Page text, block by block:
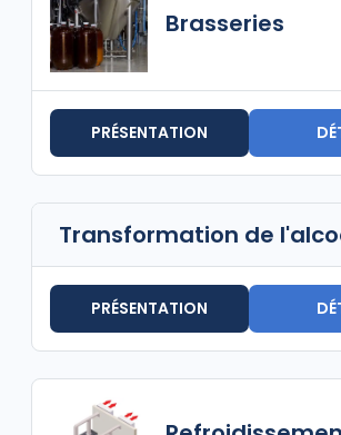
Brasseries
PRÉSENTATION
Transformation de
PRÉSENTATION